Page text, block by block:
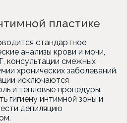
пластике
стандартное
анализы крови и мочи,
консультации смежных
хронических заболеваний.
исключаются
и тепловые процедуры.
гигиену интимной зоны и
депиляцию